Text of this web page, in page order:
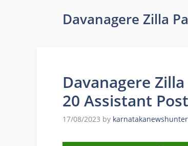
Davanagere Zilla
Davanagere
20 Assistant
17/08/2023 by karnatakanewshunter